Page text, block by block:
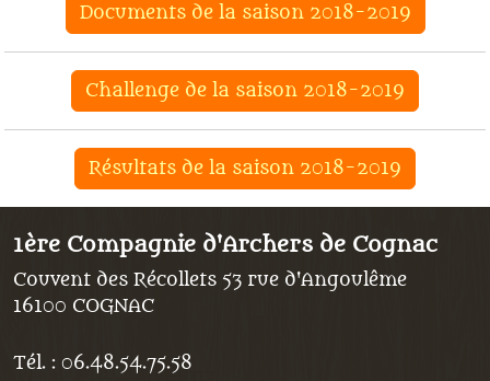
Documents de la saison 2018-2019
Challenge de la saison 2018-2019
Résultats de la saison 2018-2019
1ère Compagnie d'Archers de Cognac
Couvent des Récollets 53 rue d'Angoulême
16100 COGNAC
Tél. : 06.48.54.75.58